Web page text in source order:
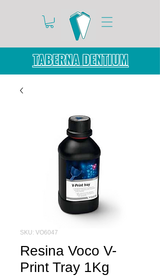
TABERNA DENTIUM
SKU: VO6047
Resina Voco V-
Print Tray 1Kg